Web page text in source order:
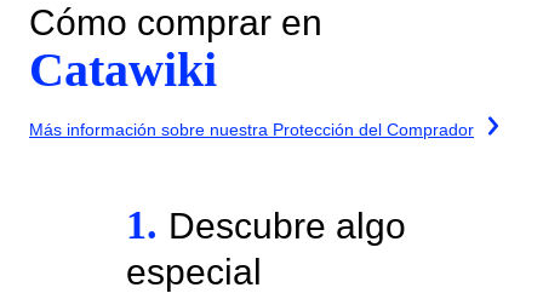
Cómo comprar en
Catawiki
Más información sobre nuestra Protección del Comprador
1. Descubre algo
especial